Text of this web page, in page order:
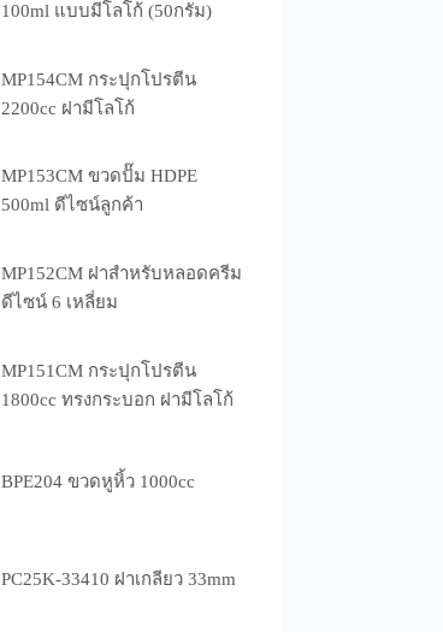
100ml แบบมีโลโก้ (50กรัม)
MP154CM กระปุกโปรตีน
2200cc ฝามีโลโก้
MP153CM ขวดปั๊ม HDPE
500ml ดีไซน์ลูกค้า
MP152CM ฝาสำหรับหลอดครีม
ดีไซน์ 6 เหลี่ยม
MP151CM กระปุกโปรตีน
1800cc ทรงกระบอก ฝามีโลโก้
BPE204 ขวดหูหิ้ว 1000cc
PC25K-33410 ฝาเกลียว 33mm